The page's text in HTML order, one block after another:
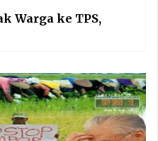
Warga ke TPS,